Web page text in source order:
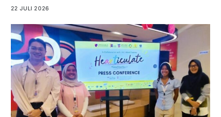
22 JULI 2026